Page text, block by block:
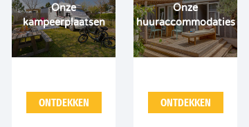
Onze
kampeerplaatsen
ONTDEKKEN
Onze
huuraccommodaties
ONTDEKKEN